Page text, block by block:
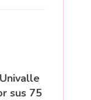
sus 75